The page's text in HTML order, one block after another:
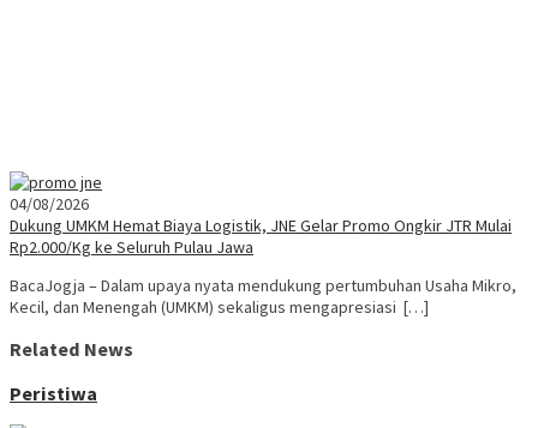
04/08/2026
Dukung UMKM Hemat Biaya Logistik, JNE Gelar Promo Ongkir JTR Mulai
Rp2.000/Kg ke Seluruh Pulau Jawa
BacaJogja – Dalam upaya nyata mendukung pertumbuhan Usaha Mikro,
Kecil, dan Menengah (UMKM) sekaligus mengapresiasi […]
Related News
Peristiwa